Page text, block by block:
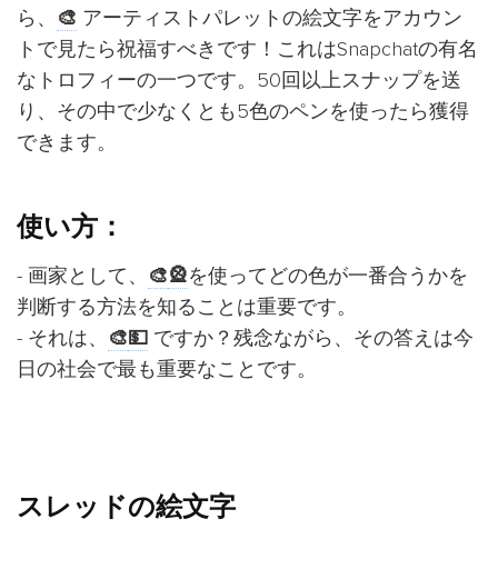
ら、 🎨 アーティストパレットの絵文字をアカウン
トで見たら祝福すべきです！これはSnapchatの有名
なトロフィーの一つです。50回以上スナップを送
り、その中で少なくとも5色のペンを使ったら獲得
できます。
使い方：
- 画家として、 🎨🎡を使ってどの色が一番合うかを
判断する方法を知ることは重要です。
- それは、 🎨💵 ですか？残念ながら、その答えは今
日の社会で最も重要なことです。
スレッドの絵文字